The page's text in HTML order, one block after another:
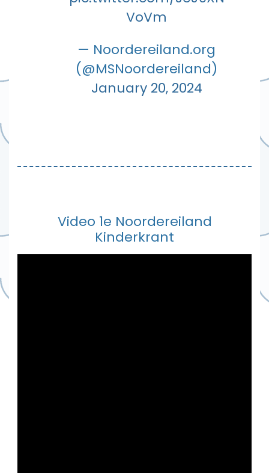
VoVm
— Noordereiland.org
(@MSNoordereiland)
January 20, 2024
Video 1e Noordereiland
Kinderkrant